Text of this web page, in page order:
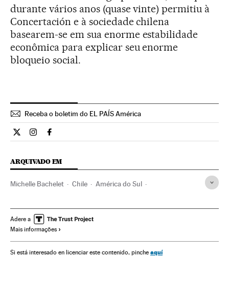
durante vários anos (quase vinte) permitiu à
Concertación e à sociedade chilena
basearem-se em sua enorme estabilidade
econômica para explicar seu enorme
bloqueio social.
Receba o boletim do EL PAÍS América
Opiniao El País Brasil en Twitter
Opiniao El País Brasil en Instagram
Opiniao El País Brasil en Facebook
ARQUIVADO EM
Michelle Bachelet Chile América do Sul
Adere a
Mais informações
Si está interesado en licenciar este contenido, pinche aquí